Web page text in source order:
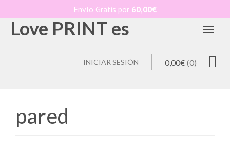
Love PRINT es
0,00€(0)
INICIAR SESIÓN
pared
Envío Gratis por 60,00€